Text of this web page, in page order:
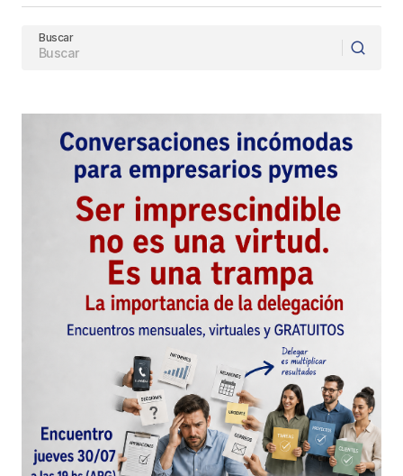
Buscar